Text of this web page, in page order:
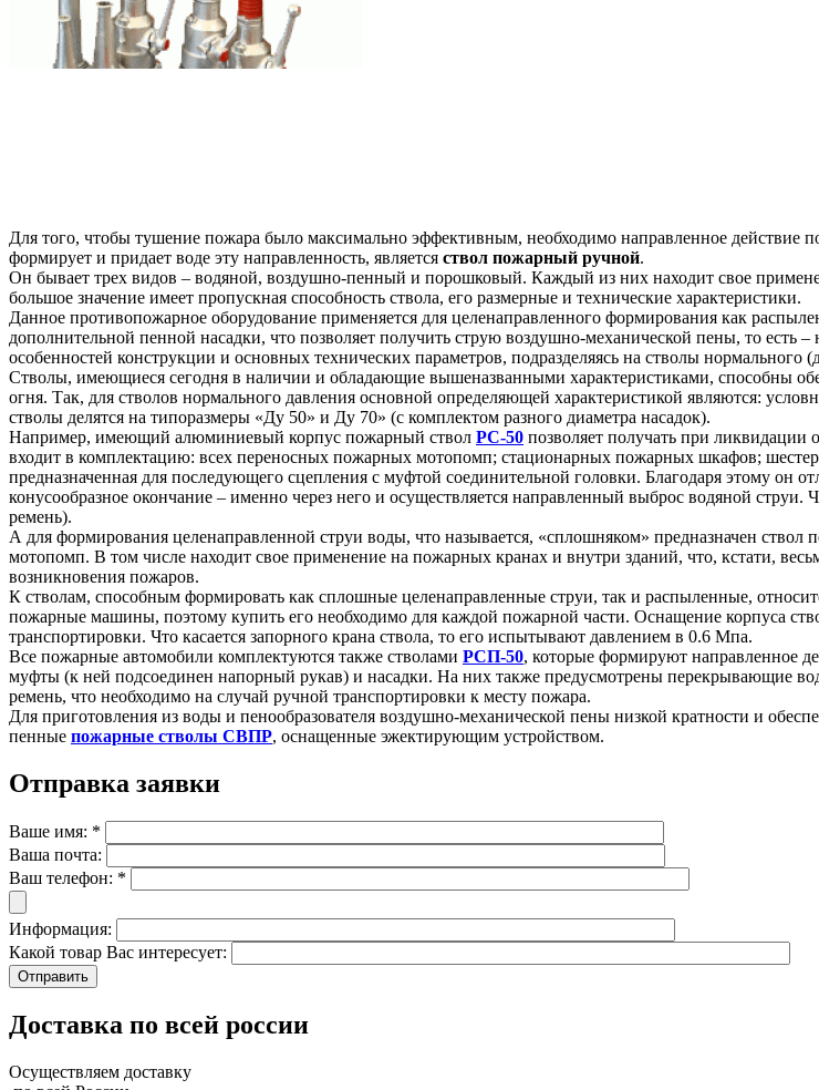
Для того, чтобы тушение пожара было максимально эффективным, необходимо направленное действие
формирует и придает воде эту направленность, является ствол пожарный ручной.
Он бывает трех видов – водяной, воздушно-пенный и порошковый. Каждый из них находит свое
большое значение имеет пропускная способность ствола, его размерные и технические характеристики.
Данное противопожарное оборудование применяется для целенаправленного формирования как
дополнительной пенной насадки, что позволяет получить струю воздушно-механической пены, то есть –
особенностей конструкции и основных технических параметров, подразделяясь на стволы
Стволы, имеющиеся сегодня в наличии и обладающие вышеназванными характеристиками, способны
огня. Так, для стволов нормального давления основной определяющей характеристикой являются:
стволы делятся на типоразмеры «Ду 50» и Ду 70» (с комплектом разного диаметра насадок).
Например, имеющий алюминиевый корпус пожарный ствол РС-50 позволяет получать при
входит в комплектацию: всех переносных пожарных мотопомп; стационарных пожарных шкафов;
предназначенная для последующего сцепления с муфтой соединительной головки. Благодаря этому он
конусообразное окончание – именно через него и осуществляется направленный выброс водяной
ремень).
А для формирования целенаправленной струи воды, что называется, «сплошняком» предназначен ствол
мотопомп. В том числе находит свое применение на пожарных кранах и внутри зданий, что, кстати,
возникновения пожаров.
К стволам, способным формировать как сплошные целенаправленные струи, так и распыленные,
пожарные машины, поэтому купить его необходимо для каждой пожарной части. Оснащение корпуса
транспортировки. Что касается запорного крана ствола, то его испытывают давлением в 0.6 Мпа.
Все пожарные автомобили комплектуются также стволами РСП-50, которые формируют направленное
муфты (к ней подсоединен напорный рукав) и насадки. На них также предусмотрены перекрывающие
ремень, что необходимо на случай ручной транспортировки к месту пожара.
Для приготовления из воды и пенообразователя воздушно-механической пены низкой кратности и
пенные пожарные стволы СВПР, оснащенные эжектирующим устройством.
Отправка заявки
Ваше имя: *
Ваша почта:
Ваш телефон: *
Информация:
Какой товар Вас интересует:
Доставка по всей россии
Осуществляем доставку